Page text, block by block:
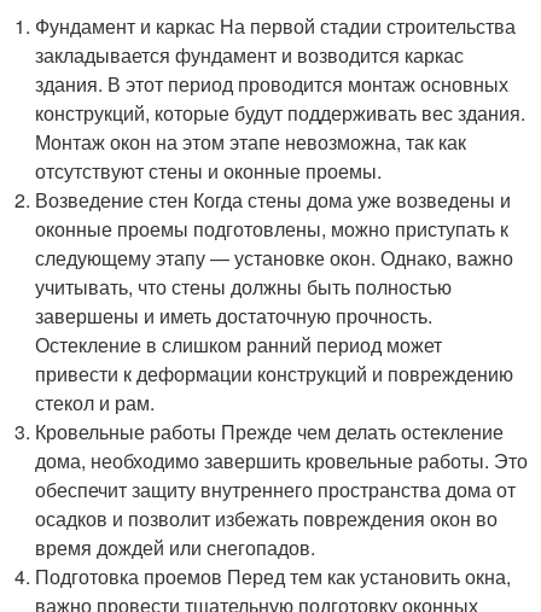
Фундамент и каркас На первой стадии строительства
закладывается фундамент и возводится каркас
здания. В этот период проводится монтаж основных
конструкций, которые будут поддерживать вес здания.
Монтаж окон на этом этапе невозможна, так как
отсутствуют стены и оконные проемы.
Возведение стен Когда стены дома уже возведены и
оконные проемы подготовлены, можно приступать к
следующему этапу — установке окон. Однако, важно
учитывать, что стены должны быть полностью
завершены и иметь достаточную прочность.
Остекление в слишком ранний период может
привести к деформации конструкций и повреждению
стекол и рам.
Кровельные работы Прежде чем делать остекление
дома, необходимо завершить кровельные работы. Это
обеспечит защиту внутреннего пространства дома от
осадков и позволит избежать повреждения окон во
время дождей или снегопадов.
Подготовка проемов Перед тем как установить окна,
важно провести тщательную подготовку оконных